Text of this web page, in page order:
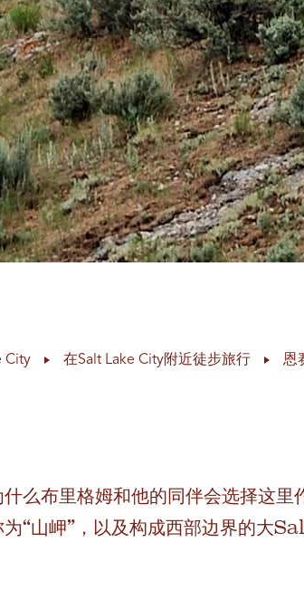
City 在Salt Lake City附近徒步旅行 恩
么布里格姆和他的同伴会选择这
“山岬”，以及构成西部边界的大